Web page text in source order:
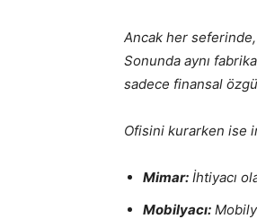
Ancak her
Sonunda aynı
sadece finansal
Ofisini kurarken ise
Mimar: İhtiyacı
Mobilyacı: